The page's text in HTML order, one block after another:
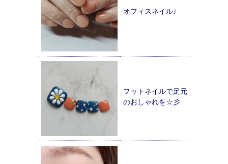
オフィスネイル♪
フットネイルで足元
のおしゃれを☆彡